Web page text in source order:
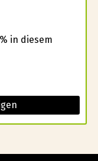
in diesem